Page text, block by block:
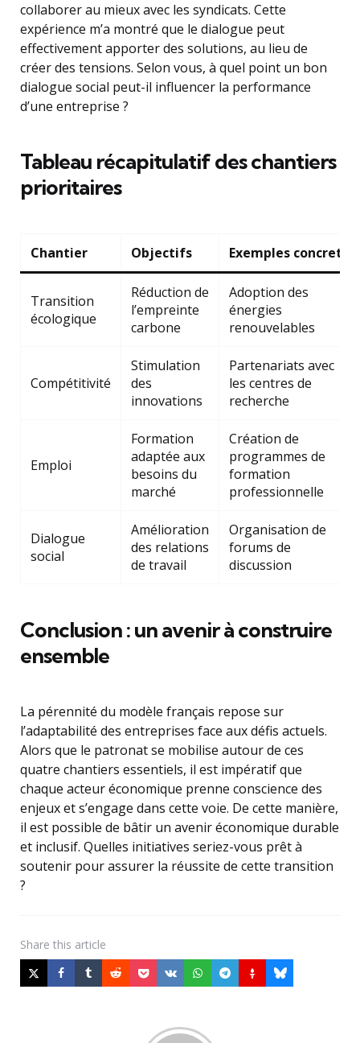
collaborer au mieux avec les syndicats. Cette
expérience m’a montré que le dialogue peut
effectivement apporter des solutions, au lieu de
créer des tensions. Selon vous, à quel point un bon
dialogue social peut-il influencer la performance
d’une entreprise ?
Tableau récapitulatif des chantiers
prioritaires
Chantier Objectifs Exemples concrets
Transition
écologique
Réduction de
l’empreinte
carbone
Adoption des
énergies
renouvelables
Compétitivité
Stimulation
des
innovations
Partenariats avec
les centres de
recherche
Emploi
Formation
adaptée aux
besoins du
marché
Création de
programmes de
formation
professionnelle
Dialogue
social
Amélioration
des relations
de travail
Organisation de
forums de
discussion
Conclusion : un avenir à construire
ensemble
La pérennité du modèle français repose sur
l’adaptabilité des entreprises face aux défis actuels.
Alors que le patronat se mobilise autour de ces
quatre chantiers essentiels, il est impératif que
chaque acteur économique prenne conscience des
enjeux et s’engage dans cette voie. De cette manière,
il est possible de bâtir un avenir économique durable
et inclusif. Quelles initiatives seriez-vous prêt à
soutenir pour assurer la réussite de cette transition
?
Share this article